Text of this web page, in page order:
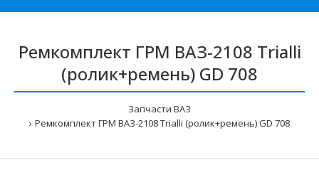
Ремкомплект ГРМ ВАЗ-2108 Trialli
(ролик+ремень) GD 708
Запчасти ВАЗ
Ремкомплект ГРМ ВАЗ-2108 Trialli (ролик+ремень) GD 708